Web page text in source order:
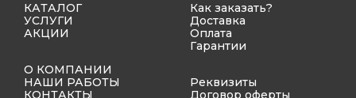
КАТАЛОГ
УСЛУГИ
АКЦИИ
О КОМПАНИИ
НАШИ РАБОТЫ
КОНТАКТЫ
Как заказать?
Доставка
Оплата
Гарантии
Реквизиты
Договор оферты